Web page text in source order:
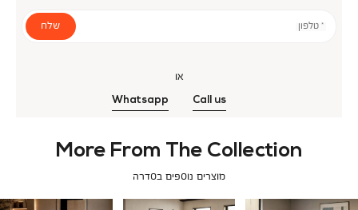
* טלפון שלח
או
Call us
Whatsapp
More From The Collection
מוצרים נוספים בסדרה